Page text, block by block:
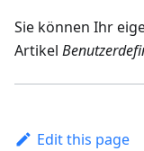
Sie können Ihr
Artikel
Edit this page